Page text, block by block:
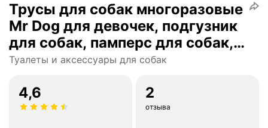
Трусы для собак многоразовые
Mr Dog для девочек, подгузник
для собак, памперс для собак,
XS
Туалеты и аксессуары для собак
4,6 2
отзыва